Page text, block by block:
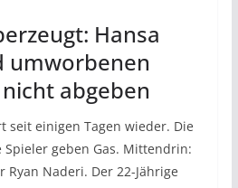
Hansa
umworbenen
abgeben
seit einigen Tagen wieder. Die
geben Gas. Mittendrin:
Ryan Naderi. Der 22-Jährige